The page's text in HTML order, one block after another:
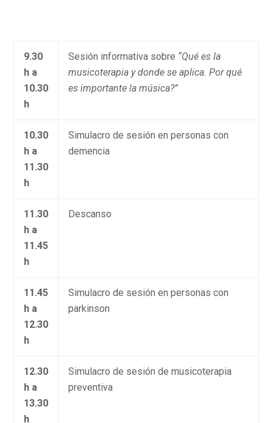
9.30
h a
10.30
h
Sesión informativa sobre “Qué es la
musicoterapia y donde se aplica. Por qué
es importante la música?”
10.30
h a
11.30
h
Simulacro de sesión en personas con
demencia
11.30
h a
11.45
h
Descanso
11.45
h a
12.30
h
Simulacro de sesión en personas con
parkinson
12.30
h a
13.30
h
Simulacro de sesión de musicoterapia
preventiva